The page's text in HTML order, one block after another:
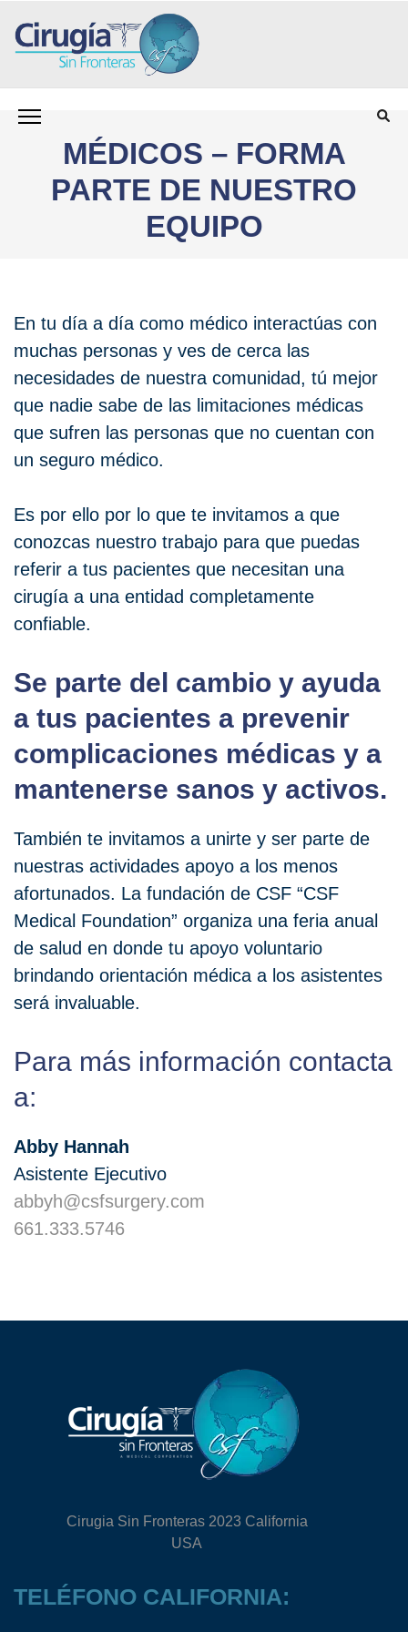
contenido
CIRUGÍA SIN FRONTERAS CSF
Programa para personas sin seguro médico que
necesitan cirugía
MÉDICOS – FORMA
PARTE DE NUESTRO
EQUIPO
En tu día a día como médico interactúas con
muchas personas y ves de cerca las
necesidades de nuestra comunidad, tú mejor
que nadie sabe de las limitaciones médicas
que sufren las personas que no cuentan con
un seguro médico.
Es por ello por lo que te invitamos a que
conozcas nuestro trabajo para que puedas
referir a tus pacientes que necesitan una
cirugía a una entidad completamente
confiable.
Se parte del cambio y ayuda
a tus pacientes a prevenir
complicaciones médicas y a
mantenerse sanos y activos.
También te invitamos a unirte y ser parte de
nuestras actividades apoyo a los menos
afortunados. La fundación de CSF “CSF
Medical Foundation” organiza una feria anual
de salud en donde tu apoyo voluntario
brindando orientación médica a los asistentes
será invaluable.
Para más información contacta
a:
Abby Hannah
Asistente Ejecutivo
abbyh@csfsurgery.com
661.333.5746
Cirugia Sin Fronteras 2023 California
USA
TELÉFONO CALIFORNIA: